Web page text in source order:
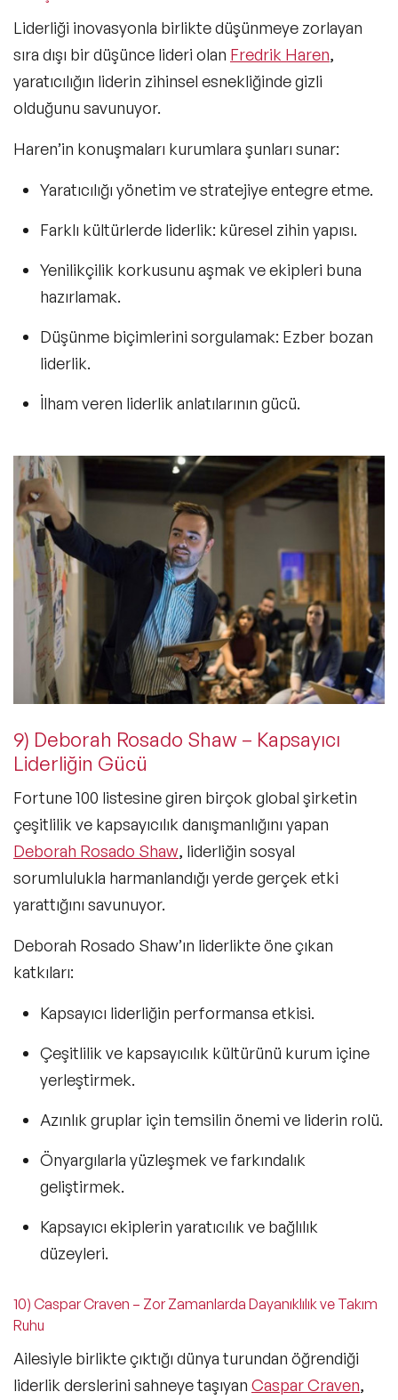
Liderliği inovasyonla birlikte düşünmeye zorlayan
sıra dışı bir düşünce lideri olan Fredrik Haren,
yaratıcılığın liderin zihinsel esnekliğinde gizli
olduğunu savunuyor.
Haren’in konuşmaları kurumlara şunları sunar:
Yaratıcılığı yönetim ve stratejiye entegre etme.
Farklı kültürlerde liderlik: küresel zihin yapısı.
Yenilikçilik korkusunu aşmak ve ekipleri buna
hazırlamak.
Düşünme biçimlerini sorgulamak: Ezber bozan
liderlik.
İlham veren liderlik anlatılarının gücü.
9) Deborah Rosado Shaw – Kapsayıcı
Liderliğin Gücü
Fortune 100 listesine giren birçok global şirketin
çeşitlilik ve kapsayıcılık danışmanlığını yapan
Deborah Rosado Shaw, liderliğin sosyal
sorumlulukla harmanlandığı yerde gerçek etki
yarattığını savunuyor.
Deborah Rosado Shaw’ın liderlikte öne çıkan
katkıları:
Kapsayıcı liderliğin performansa etkisi.
Çeşitlilik ve kapsayıcılık kültürünü kurum içine
yerleştirmek.
Azınlık gruplar için temsilin önemi ve liderin rolü.
Önyargılarla yüzleşmek ve farkındalık
geliştirmek.
Kapsayıcı ekiplerin yaratıcılık ve bağlılık
düzeyleri.
10) Caspar Craven – Zor Zamanlarda Dayanıklılık ve Takım
Ruhu
Ailesiyle birlikte çıktığı dünya turundan öğrendiği
liderlik derslerini sahneye taşıyan Caspar Craven,